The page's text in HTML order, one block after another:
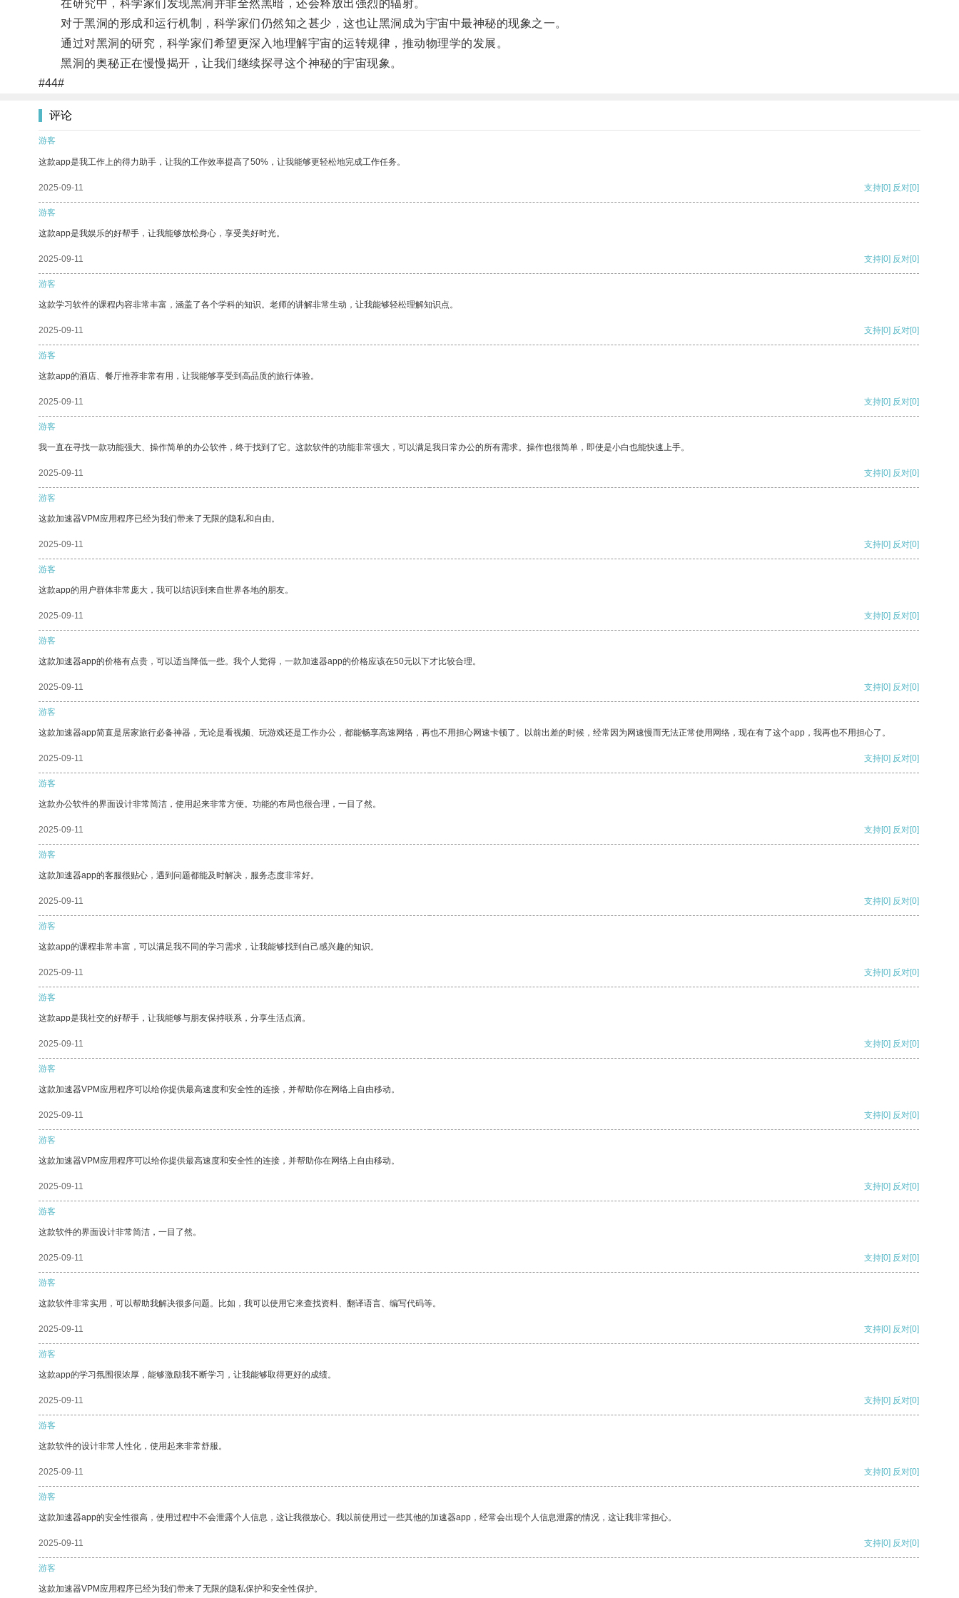
在研究中，科学家们发现黑洞并非全然黑暗，还会释放出强烈的辐射。
对于黑洞的形成和运行机制，科学家们仍然知之甚少，这也让黑洞成为宇宙中最神秘的现象之一。
通过对黑洞的研究，科学家们希望更深入地理解宇宙的运转规律，推动物理学的发展。
黑洞的奥秘正在慢慢揭开，让我们继续探寻这个神秘的宇宙现象。
#44#
评论
游客
这款app是我工作上的得力助手，让我的工作效率提高了50%，让我能够更轻松地完成工作任务。
2025-09-11 支持[0] 反对[0]
游客
这款app是我娱乐的好帮手，让我能够放松身心，享受美好时光。
2025-09-11 支持[0] 反对[0]
游客
这款学习软件的课程内容非常丰富，涵盖了各个学科的知识。老师的讲解非常生动，让我能够轻松理解知识点。
2025-09-11 支持[0] 反对[0]
游客
这款app的酒店、餐厅推荐非常有用，让我能够享受到高品质的旅行体验。
2025-09-11 支持[0] 反对[0]
游客
我一直在寻找一款功能强大、操作简单的办公软件，终于找到了它。这款软件的功能非常强大，可以满足我日常办公的所有需求。操作也很简单，即使是小白也能快速上手。
2025-09-11 支持[0] 反对[0]
游客
这款加速器VPM应用程序已经为我们带来了无限的隐私和自由。
2025-09-11 支持[0] 反对[0]
游客
这款app的用户群体非常庞大，我可以结识到来自世界各地的朋友。
2025-09-11 支持[0] 反对[0]
游客
这款加速器app的价格有点贵，可以适当降低一些。我个人觉得，一款加速器app的价格应该在50元以下才比较合理。
2025-09-11 支持[0] 反对[0]
游客
这款加速器app简直是居家旅行必备神器，无论是看视频、玩游戏还是工作办公，都能畅享高速网络，再也不用担心网速卡顿了。以前出差的时候，经常因为网速慢而无法正常使用网络，现在有了这个app，我再也不用担心了。
2025-09-11 支持[0] 反对[0]
游客
这款办公软件的界面设计非常简洁，使用起来非常方便。功能的布局也很合理，一目了然。
2025-09-11 支持[0] 反对[0]
游客
这款加速器app的客服很贴心，遇到问题都能及时解决，服务态度非常好。
2025-09-11 支持[0] 反对[0]
游客
这款app的课程非常丰富，可以满足我不同的学习需求，让我能够找到自己感兴趣的知识。
2025-09-11 支持[0] 反对[0]
游客
这款app是我社交的好帮手，让我能够与朋友保持联系，分享生活点滴。
2025-09-11 支持[0] 反对[0]
游客
这款加速器VPM应用程序可以给你提供最高速度和安全性的连接，并帮助你在网络上自由移动。
2025-09-11 支持[0] 反对[0]
游客
这款加速器VPM应用程序可以给你提供最高速度和安全性的连接，并帮助你在网络上自由移动。
2025-09-11 支持[0] 反对[0]
游客
这款软件的界面设计非常简洁，一目了然。
2025-09-11 支持[0] 反对[0]
游客
这款软件非常实用，可以帮助我解决很多问题。比如，我可以使用它来查找资料、翻译语言、编写代码等。
2025-09-11 支持[0] 反对[0]
游客
这款app的学习氛围很浓厚，能够激励我不断学习，让我能够取得更好的成绩。
2025-09-11 支持[0] 反对[0]
游客
这款软件的设计非常人性化，使用起来非常舒服。
2025-09-11 支持[0] 反对[0]
游客
这款加速器app的安全性很高，使用过程中不会泄露个人信息，这让我很放心。我以前使用过一些其他的加速器app，经常会出现个人信息泄露的情况，这让我非常担心。
2025-09-11 支持[0] 反对[0]
游客
这款加速器VPM应用程序已经为我们带来了无限的隐私保护和安全性保护。